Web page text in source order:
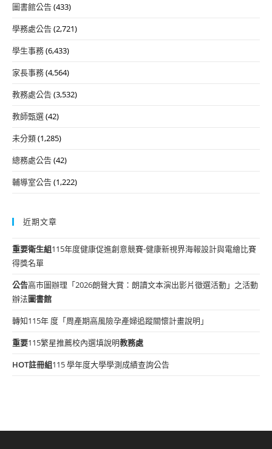
圖書館公告(433)
學務處公告(2,721)
學生事務(6,433)
家長事務(4,564)
教務處公告(3,532)
教師甄選(42)
未分類(1,285)
總務處公告(42)
輔導室公告(1,222)
近期文章
重要衛生組115年度健康促進創意競賽-健康新視界海報設計與電繪比賽
得獎名單
公告高市圖辦理「2026朗聲大賞：朗讀文本演出影片徵選活動」之活動
辦法圖書館
轉知115年 度「周產期高風險孕產婦追蹤關懷計畫說明」
重要115繁星推薦校內選填說明教務處
HOT註冊組115 學年度大學學測成績查詢公告